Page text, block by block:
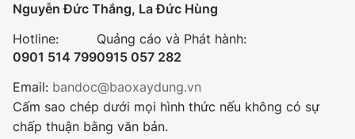
Nguyễn Đức Thắng, La Đức Hùng
Hotline:
0901 514 799
Quảng cáo và Phát hành:
0915 057 282
Email: bandoc@baoxaydung.vn
Cấm sao chép dưới mọi hình thức nếu không có sự
chấp thuận bằng văn bản.